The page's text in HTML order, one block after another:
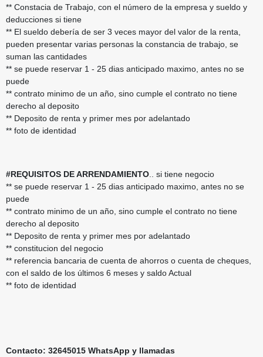
** Constacia de Trabajo, con el número de la empresa y sueldo y
deducciones si tiene
** El sueldo debería de ser 3 veces mayor del valor de la renta,
pueden presentar varias personas la constancia de trabajo, se
suman las cantidades
** se puede reservar 1 - 25 dias anticipado maximo, antes no se
puede
** contrato minimo de un año, sino cumple el contrato no tiene
derecho al deposito
** Deposito de renta y primer mes por adelantado
** foto de identidad
#REQUISITOS DE ARRENDAMIENTO .. si tiene negocio
** se puede reservar 1 - 25 dias anticipado maximo, antes no se
puede
** contrato minimo de un año, sino cumple el contrato no tiene
derecho al deposito
** Deposito de renta y primer mes por adelantado
** constitucion del negocio
** referencia bancaria de cuenta de ahorros o cuenta de cheques,
con el saldo de los últimos 6 meses y saldo Actual
** foto de identidad
Contacto: 32645015 WhatsApp y llamadas